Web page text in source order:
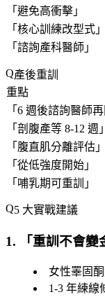
「 避免高衝擊 」
「 核心訓練改型式 」
「 諮詢產科醫師 」
產後重訓
重點
「 6 週後諮詢醫師
「 剖腹產等 8-12 週 」
「 腹直肌分離評估 」
「 從低強度開始 」
「 哺乳期可重訓 」
5 大實戰建議
1. 「重訓不會變
女性睪固
1-3 年練線